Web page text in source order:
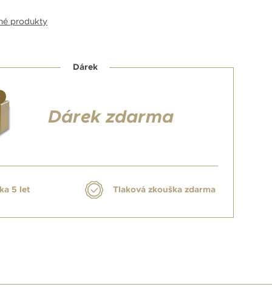
produkty
Dárek
Dárek zdarma
5 let Tlaková zkouška zdarma